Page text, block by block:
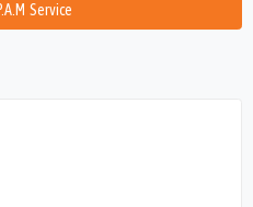
Service